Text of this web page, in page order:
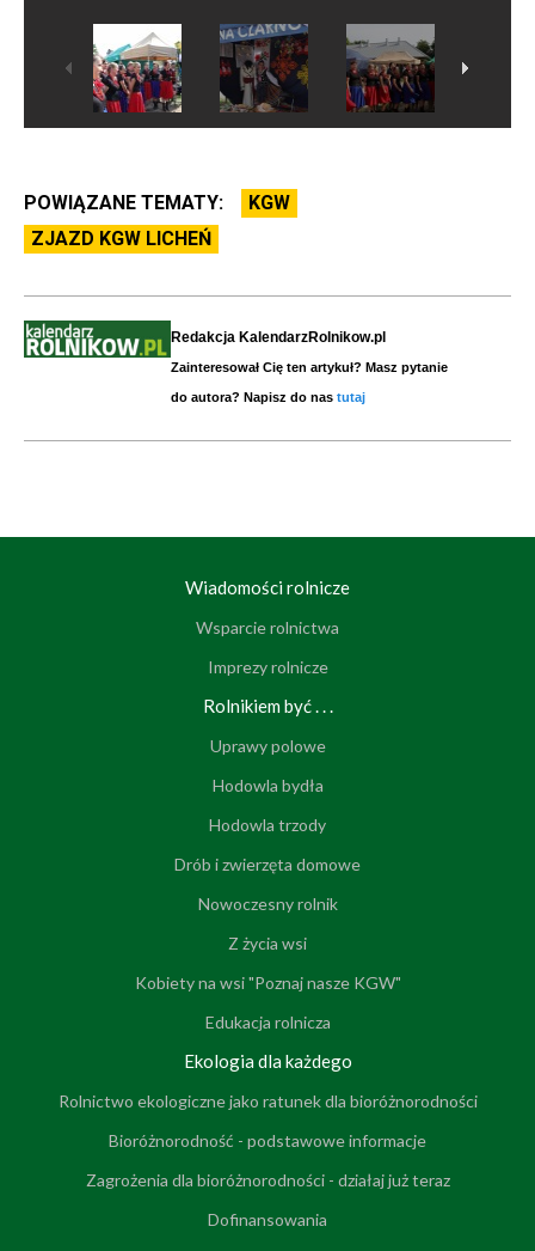
POWIĄZANE TEMATY:
KGW
ZJAZD KGW LICHEŃ
Redakcja KalendarzRolnikow.pl
Zainteresował Cię ten artykuł? Masz pytanie
do autora? Napisz do nas tutaj
Wiadomości rolnicze
Wsparcie rolnictwa
Imprezy rolnicze
Rolnikiem być . . .
Uprawy polowe
Hodowla bydła
Hodowla trzody
Drób i zwierzęta domowe
Nowoczesny rolnik
Z życia wsi
Kobiety na wsi "Poznaj nasze KGW"
Edukacja rolnicza
Ekologia dla każdego
Rolnictwo ekologiczne jako ratunek dla bioróżnorodności
Bioróżnorodność - podstawowe informacje
Zagrożenia dla bioróżnorodności - działaj już teraz
Dofinansowania